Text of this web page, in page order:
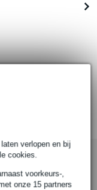
verlopen en bij
cookies.
voorkeurs-,
onze 15 partners